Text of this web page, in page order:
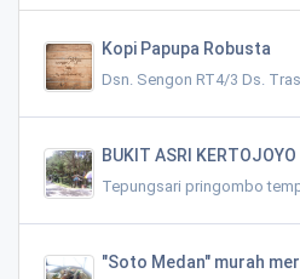
Kopi Papupa Robusta
Dsn. Sengon RT4/3 Ds.
BUKIT ASRI KERTOJOYO
Tepungsari pringombo
"Soto Medan" murah